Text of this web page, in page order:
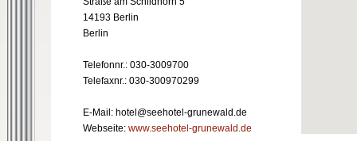
14193 Berlin
Berlin
Telefonnr.: 030-3009700
Telefaxnr.: 030-300970299
E-Mail: hotel@seehotel-grunewald.de
Webseite: www.seehotel-grunewald.de